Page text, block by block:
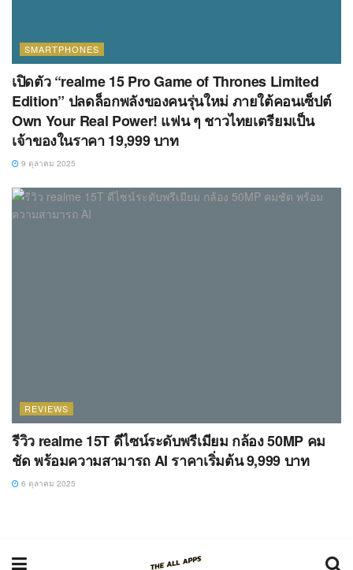
SMARTPHONES
เปิดตัว “realme 15 Pro Game of Thrones Limited
Edition” ปลดล็อกพลังของคนรุ่นใหม่ ภายใต้คอนเซ็ปต์
Own Your Real Power! แฟน ๆ ชาวไทยเตรียมเป็น
เจ้าของในราคา 19,999 บาท
9 ตุลาคม 2025
REVIEWS
รีวิว realme 15T ดีไซน์ระดับพรีเมียม กล้อง 50MP คม
ชัด พร้อมความสามารถ AI ราคาเริ่มต้น 9,999 บาท
6 ตุลาคม 2025